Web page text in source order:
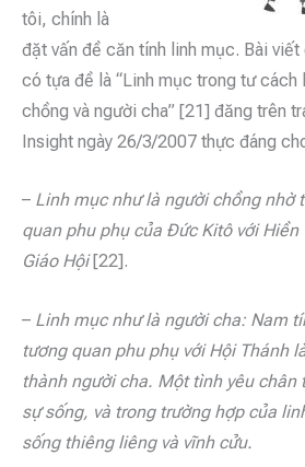
tôi, chính là
đặt vấn đề căn tính linh mục. Bài viết
có tựa đề là “Linh mục trong tư cách
chồng và người cha” [21] đăng trên
Insight ngày 26/3/2007 thực đáng
– Linh mục như là người chồng nhờ
quan phu phụ của Đức Kitô với Hiền
Giáo Hội [22].
– Linh mục như là người cha: Nam
tương quan phu phụ với Hội Thánh
thành người cha. Một tình yêu chân
sự sống, và trong trường hợp của
sống thiêng liêng và vĩnh cửu.